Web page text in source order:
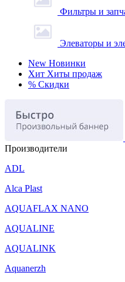
Фильтры и
Элеваторы и
New Новинки
Хит Хиты продаж
% Скидки
Производители
ADL
Alca Plast
AQUAFLAX NANO
AQUALINE
AQUALINK
Aquanerzh